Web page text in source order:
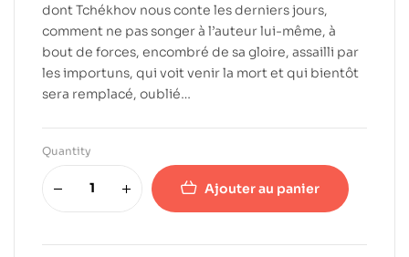
dont Tchékhov nous conte les derniers jours,
comment ne pas songer à l’auteur lui-même, à
bout de forces, encombré de sa gloire, assailli par
les importuns, qui voit venir la mort et qui bientôt
sera remplacé, oublié…
Quantity
Ajouter au panier